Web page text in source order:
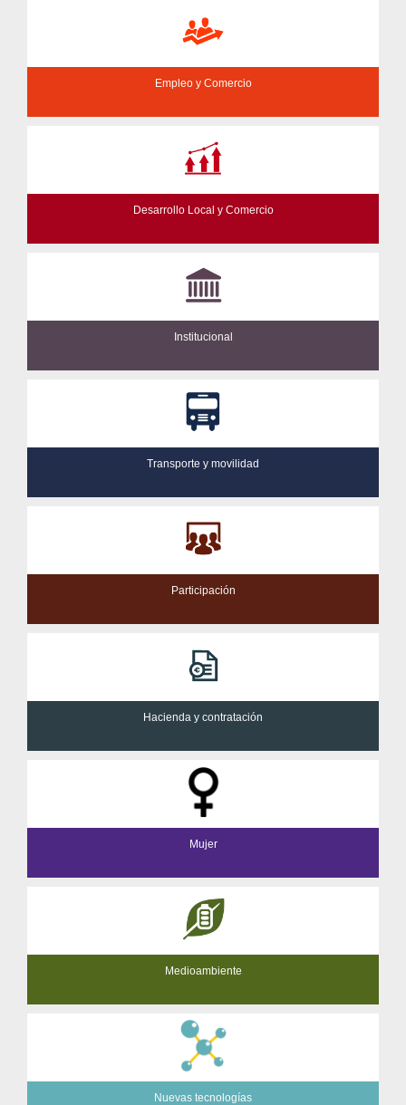
Empleo y Comercio
Desarrollo Local y Comercio
Institucional
Transporte y movilidad
Participación
Hacienda y contratación
Mujer
Medioambiente
Nuevas tecnologías